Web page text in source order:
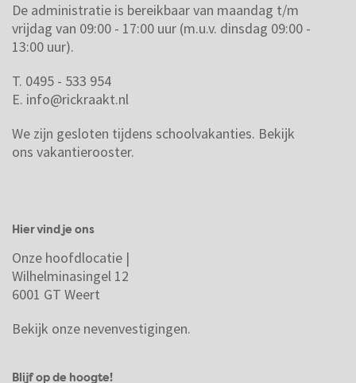
De administratie is bereikbaar van maandag t/m
vrijdag van 09:00 - 17:00 uur (m.u.v. dinsdag 09:00 -
13:00 uur).
T. 0495 - 533 954
E. info@rickraakt.nl
We zijn gesloten tijdens schoolvakanties. Bekijk
ons vakantierooster.
Hier vind je ons
Onze hoofdlocatie |
Wilhelminasingel 12
6001 GT Weert
Bekijk onze nevenvestigingen.
Blijf op de hoogte!